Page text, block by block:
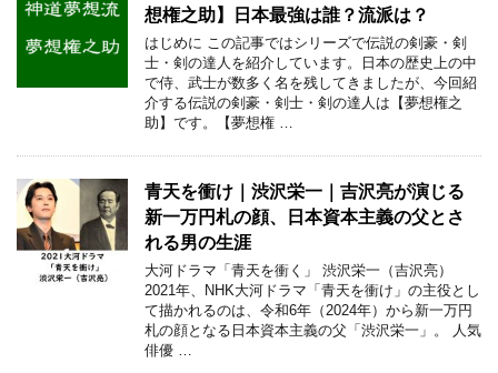
想権之助】日本最強は誰？流派は？
はじめに この記事ではシリーズで伝説の剣豪・剣
士・剣の達人を紹介しています。日本の歴史上の中
で侍、武士が数多く名を残してきましたが、今回紹
介する伝説の剣豪・剣士・剣の達人は【夢想権之
助】です。【夢想権 …
青天を衝け｜渋沢栄一｜吉沢亮が演じる
新一万円札の顔、日本資本主義の父とさ
れる男の生涯
大河ドラマ「青天を衝く」 渋沢栄一（吉沢亮）
2021年、NHK大河ドラマ「青天を衝け」の主役とし
て描かれるのは、令和6年（2024年）から新一万円
札の顔となる日本資本主義の父「渋沢栄一」。 人気
俳優 …